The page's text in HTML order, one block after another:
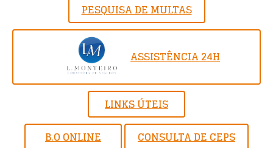
PESQUISA DE MULTAS
ASSISTÊNCIA 24H
LINKS ÚTEIS
B.O ONLINE
CONSULTA DE CEPS